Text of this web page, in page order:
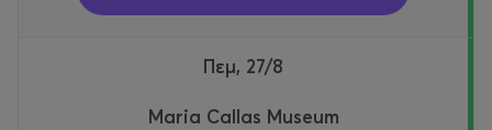
Πεμ, 27/8
Maria Callas Museum